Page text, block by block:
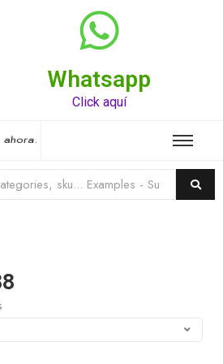
Whatsapp
Click aquí